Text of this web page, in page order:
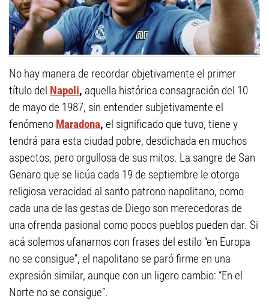
No hay manera de recordar objetivamente el primer
título del Napoli, aquella histórica consagración del 10
de mayo de 1987, sin entender subjetivamente el
fenómeno Maradona, el significado que tuvo, tiene y
tendrá para esta ciudad pobre, desdichada en muchos
aspectos, pero orgullosa de sus mitos. La sangre de San
Genaro que se licúa cada 19 de septiembre le otorga
religiosa veracidad al santo patrono napolitano, como
cada una de las gestas de Diego son merecedoras de
una ofrenda pasional como pocos pueblos pueden dar. Si
acá solemos ufanarnos con frases del estilo “en Europa
no se consigue”, el napolitano se paró firme en una
expresión similar, aunque con un ligero cambio: “En el
Norte no se consigue”.